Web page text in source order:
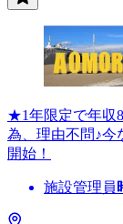
★1年限定で年収
為、理由不問♪今
開始！
施設管理員